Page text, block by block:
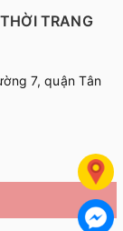
TRANG
7, quận Tân